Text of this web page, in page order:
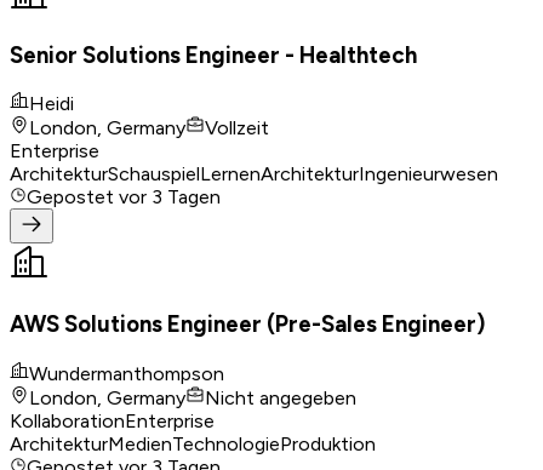
Senior Solutions Engineer - Healthtech
Heidi
London, Germany
Vollzeit
Enterprise
ArchitekturSchauspielLernenArchitekturIngenieurwesen
Gepostet vor 3 Tagen
AWS Solutions Engineer (Pre-Sales Engineer)
Wundermanthompson
London, Germany
Nicht angegeben
KollaborationEnterprise
ArchitekturMedienTechnologieProduktion